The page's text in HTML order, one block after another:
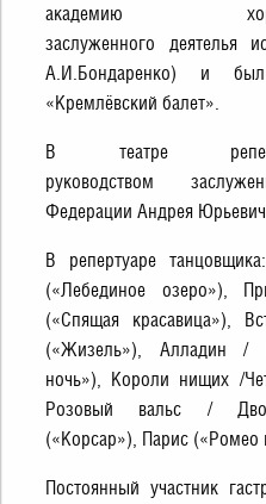
академию
заслуженного деятелья
А.И.Бондаренко) и
«Кремлёвский балет».
В театре
руководством
Федерации Андрея
В репертуаре
(«Лебединое озеро»),
(«Спящая красавица»),
(«Жизель»), Алладин /
ночь»), Короли нищих /
Розовый вальс /
(«Корсар»), Парис («Ромео
Постоянный участник